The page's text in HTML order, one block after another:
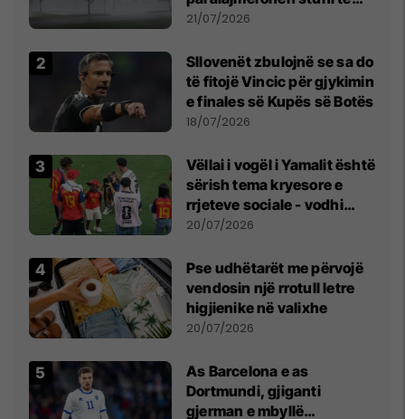
fuqishme me breshër dhe
21/07/2026
Sllovenët zbulojnë se sa do
të fitojë Vincic për gjykimin
e finales së Kupës së Botës
18/07/2026
Vëllai i vogël i Yamalit është
sërish tema kryesore e
rrjeteve sociale - vodhi
vëmendjen pas finales së
20/07/2026
Pse udhëtarët me përvojë
vendosin një rrotull letre
higjienike në valixhe
20/07/2026
As Barcelona e as
Dortmundi, gjiganti
gjerman e mbyllë